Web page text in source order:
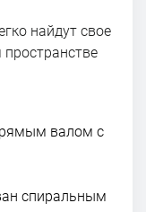
найдут свое
валом с
cпиральным